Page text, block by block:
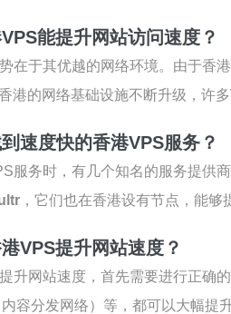
能提升网站访问速度？
在于其优越的网络环境。由于香
港的网络基础设施不断升级，许
速度快的香港VPS服务？
服务时，有几个知名的服务提供
，它们也在香港设有节点，能
VPS提升网站速度？
升网站速度，首先需要进行正确
容分发网络）等，都可以大幅提